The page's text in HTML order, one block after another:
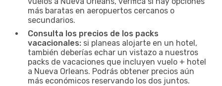
más baratas en aeropuertos cercanos o
secundarios.
Consulta los precios de los packs
vacacionales: si planeas alojarte en un hotel,
también deberías echar un vistazo a nuestros
packs de vacaciones que incluyen vuelo + hotel
a Nueva Orleans. Podrás obtener precios aún
más económicos reservando los dos juntos.